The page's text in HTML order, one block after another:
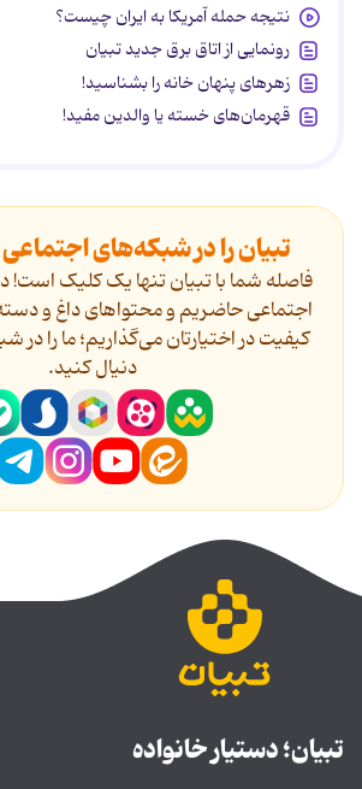
نتیجه حمله آمریکا به ایران چیست؟
رونمایی از اتاق برق جدید تبیان
زهرهای پنهان خانه را بشناسید!
قهرمان‌های خسته یا والدین مفید!
تبیان را در شبکه‌های
فاصله شما با تبیان تنها یک کلیک
اجتماعی حاضریم و محتواهای داغ و دسته
کیفیت در اختیارتان می‌گذاریم؛ ما را در
دنیال کنید.
تبیان؛ دستیار خانواده